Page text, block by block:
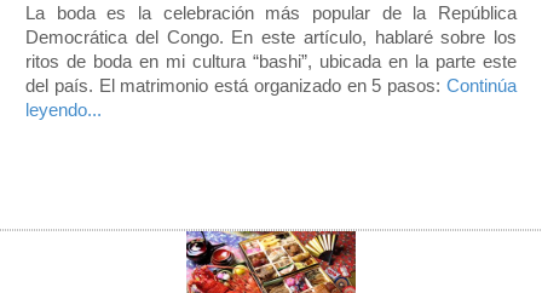
La boda es la celebración más popular de la República
Democrática del Congo. En este artículo, hablaré sobre los
ritos de boda en mi cultura “bashi”, ubicada en la parte este
del país. El matrimonio está organizado en 5 pasos: Continúa
leyendo...